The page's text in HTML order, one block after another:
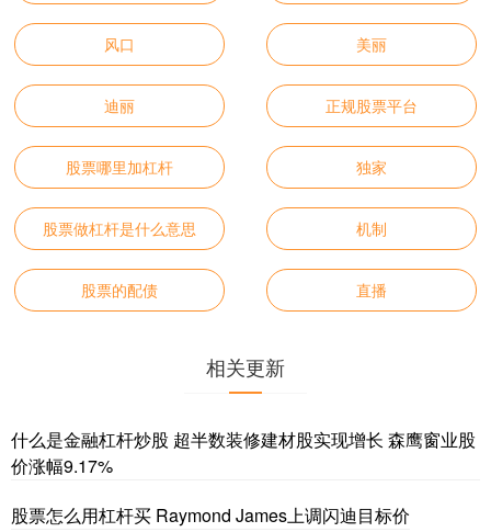
风口 美丽
迪丽 正规股票平台
股票哪里加杠杆 独家
股票做杠杆是什么意思 机制
股票的配债 直播
相关更新
什么是金融杠杆炒股 超半数装修建材股实现增长 森鹰窗业股
价涨幅9.17%
股票怎么用杠杆买 Raymond James上调闪迪目标价